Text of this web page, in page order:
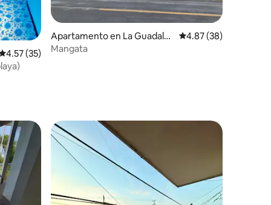
promedio: 4.57 de 5, 35 reseñas
4.57 (35)
Apartamento en La Guadalu
pe
Calificación
4.87 (38)
Mangata